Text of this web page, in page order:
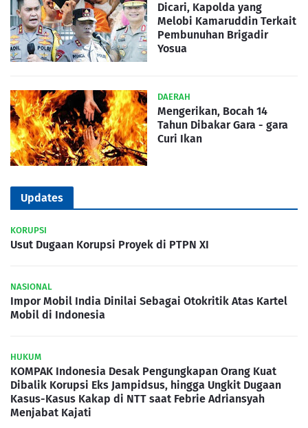
Dicari, Kapolda yang
Melobi Kamaruddin Terkait
Pembunuhan Brigadir
Yosua
DAERAH
Mengerikan, Bocah 14
Tahun Dibakar Gara - gara
Curi Ikan
Updates
KORUPSI
Usut Dugaan Korupsi Proyek di PTPN XI
NASIONAL
Impor Mobil India Dinilai Sebagai Otokritik Atas Kartel
Mobil di Indonesia
HUKUM
KOMPAK Indonesia Desak Pengungkapan Orang Kuat
Dibalik Korupsi Eks Jampidsus, hingga Ungkit Dugaan
Kasus-Kasus Kakap di NTT saat Febrie Adriansyah
Menjabat Kajati